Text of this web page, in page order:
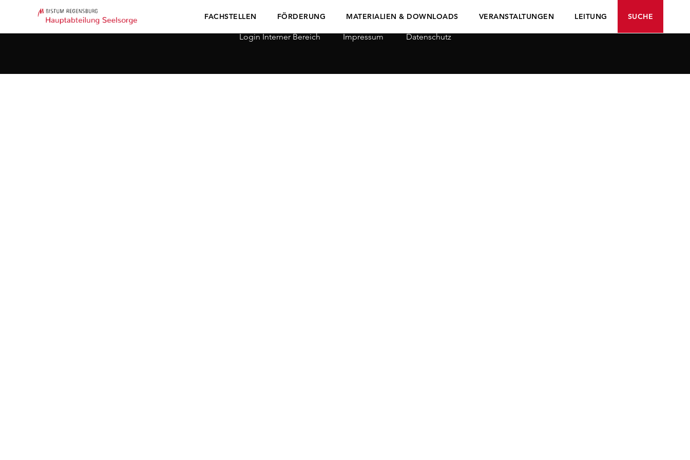
FACHSTELLEN FÖRDERUNG MATERIALIEN & DOWNLOADS VERANSTALTUNGEN LEITUNG SUCHE
Login Interner Bereich Impressum Datenschutz